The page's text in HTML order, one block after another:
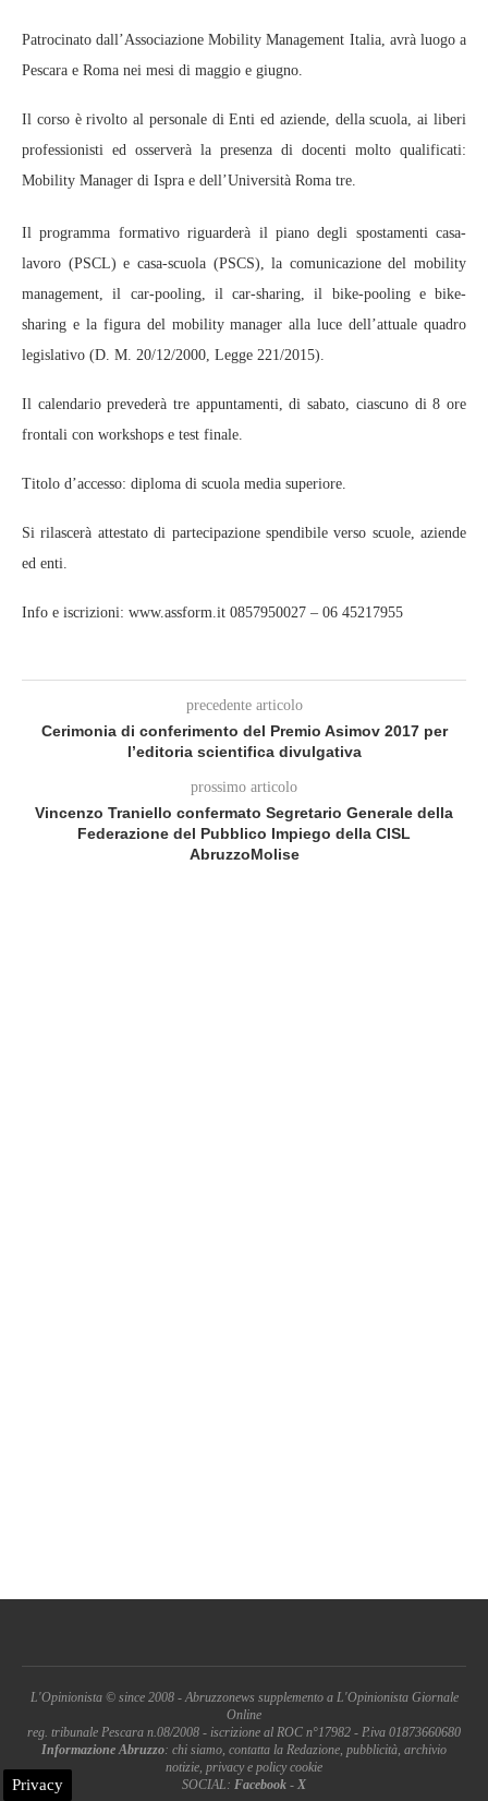
Patrocinato dall’Associazione Mobility Management Italia, avrà luogo a
Pescara e Roma nei mesi di maggio e giugno.
Il corso è rivolto al personale di Enti ed aziende, della scuola, ai liberi
professionisti ed osserverà la presenza di docenti molto qualificati:
Mobility Manager di Ispra e dell’Università Roma tre.
Il programma formativo riguarderà il piano degli spostamenti casa-
lavoro (PSCL) e casa-scuola (PSCS), la comunicazione del mobility
management, il car-pooling, il car-sharing, il bike-pooling e bike-
sharing e la figura del mobility manager alla luce dell’attuale quadro
legislativo (D. M. 20/12/2000, Legge 221/2015).
Il calendario prevederà tre appuntamenti, di sabato, ciascuno di 8 ore
frontali con workshops e test finale.
Titolo d’accesso: diploma di scuola media superiore.
Si rilascerà attestato di partecipazione spendibile verso scuole, aziende
ed enti.
Info e iscrizioni: www.assform.it 0857950027 – 06 45217955
precedente articolo
Cerimonia di conferimento del Premio Asimov 2017 per
l’editoria scientifica divulgativa
prossimo articolo
Vincenzo Traniello confermato Segretario Generale della
Federazione del Pubblico Impiego della CISL
AbruzzoMolise
L'Opinionista © since 2008 - Abruzzonews supplemento a L'Opinionista Giornale
Online
reg. tribunale Pescara n.08/2008 - iscrizione al ROC n°17982 - P.iva 01873660680
Informazione Abruzzo: chi siamo, contatta la Redazione, pubblicità, archivio
notizie, privacy e policy cookie
SOCIAL: Facebook - X
Privacy